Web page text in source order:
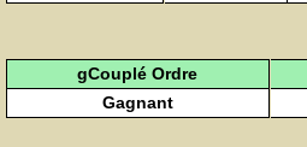
gCouplé Ordre
Gagnant